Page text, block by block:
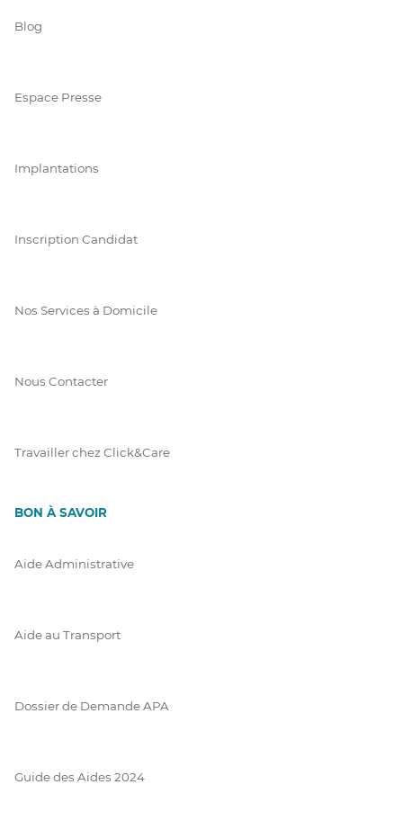
Blog
Espace Presse
Implantations
Inscription Candidat
Nos Services à Domicile
Nous Contacter
Travailler chez Click&Care
BON À SAVOIR
Aide Administrative
Aide au Transport
Dossier de Demande APA
Guide des Aides 2024